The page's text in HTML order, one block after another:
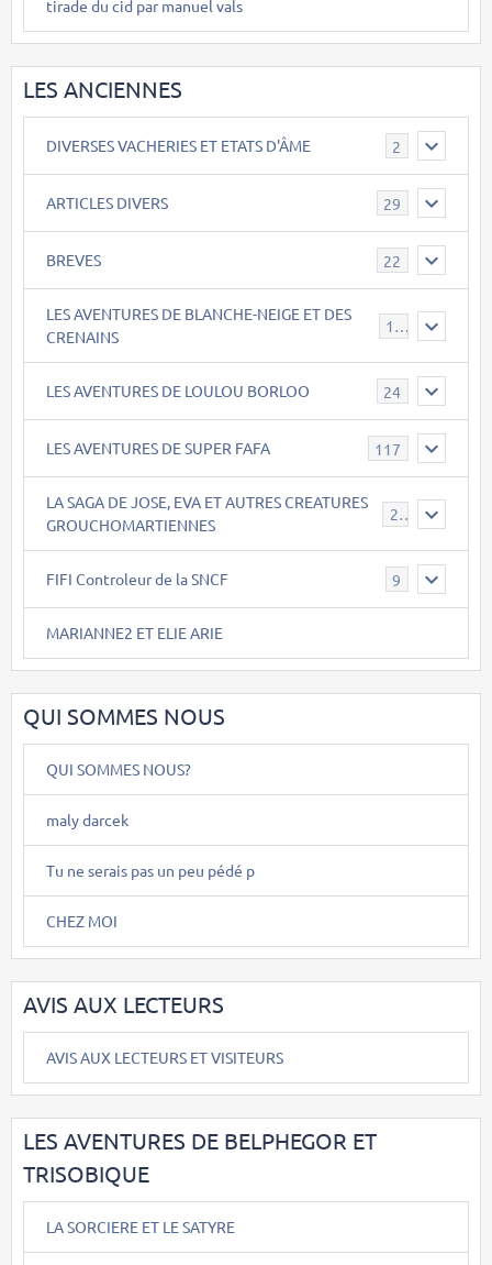
tirade du cid par manuel vals
LES ANCIENNES
DIVERSES VACHERIES ET ETATS D'ÂME 2
ARTICLES DIVERS 29
BREVES 22
LES AVENTURES DE BLANCHE-NEIGE ET DES
CRENAINS
17
LES AVENTURES DE LOULOU BORLOO 24
LES AVENTURES DE SUPER FAFA 117
LA SAGA DE JOSE, EVA ET AUTRES CREATURES
GROUCHOMARTIENNES
26
FIFI Controleur de la SNCF 9
MARIANNE2 ET ELIE ARIE
QUI SOMMES NOUS
QUI SOMMES NOUS?
maly darcek
Tu ne serais pas un peu pédé p
CHEZ MOI
AVIS AUX LECTEURS
AVIS AUX LECTEURS ET VISITEURS
LES AVENTURES DE BELPHEGOR ET
TRISOBIQUE
LA SORCIERE ET LE SATYRE